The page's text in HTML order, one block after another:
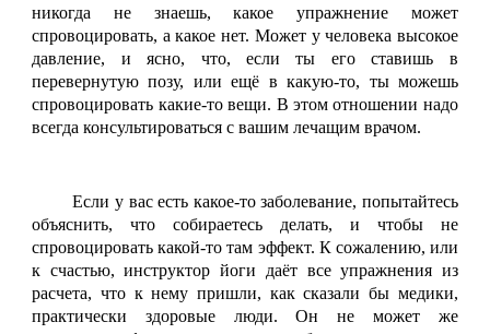
никогда не знаешь, какое упражнение может
спровоцировать, а какое нет. Может у человека высокое
давление, и ясно, что, если ты его ставишь в
перевернутую позу, или ещё в какую-то, ты можешь
спровоцировать какие-то вещи. В этом отношении надо
всегда консультироваться с вашим лечащим врачом.
Если у вас есть какое-то заболевание, попытайтесь
объяснить, что собираетесь делать, и чтобы не
спровоцировать какой-то там эффект. К сожалению, или
к счастью, инструктор йоги даёт все упражнения из
расчета, что к нему пришли, как сказали бы медики,
практически здоровые люди. Он не может же